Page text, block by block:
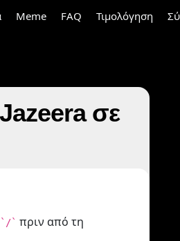
Meme FAQ Τιμολόγηση
σε
`/` πριν από τη